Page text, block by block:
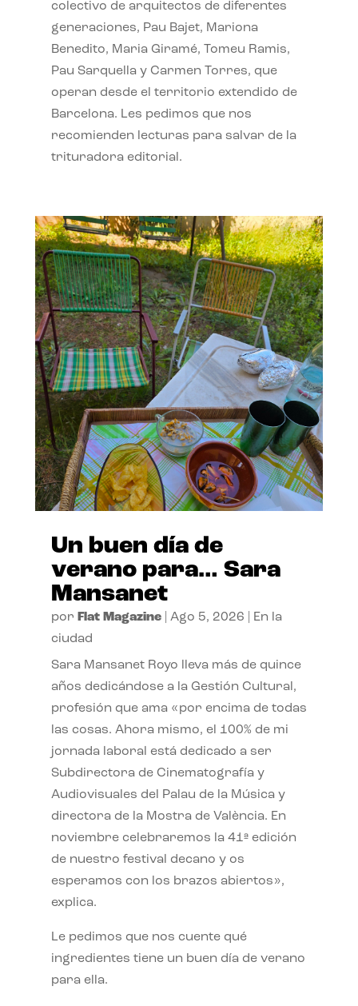
colectivo de arquitectos de diferentes
generaciones, Pau Bajet, Mariona
Benedito, Maria Giramé, Tomeu Ramis,
Pau Sarquella y Carmen Torres, que
operan desde el territorio extendido de
Barcelona. Les pedimos que nos
recomienden lecturas para salvar de la
trituradora editorial.
Un buen día de
verano para… Sara
Mansanet
por Flat Magazine| Ago 5, 2026
En la
ciudad
Sara Mansanet Royo lleva más de quince
años dedicándose a la Gestión Cultural,
profesión que ama «por encima de todas
las cosas. Ahora mismo, el 100% de mi
jornada laboral está dedicado a ser
Subdirectora de Cinematografía y
Audiovisuales del Palau de la Música y
directora de la Mostra de València. En
noviembre celebraremos la 41ª edición
de nuestro festival decano y os
esperamos con los brazos abiertos»,
explica.
Le pedimos que nos cuente qué
ingredientes tiene un buen día de verano
para ella.